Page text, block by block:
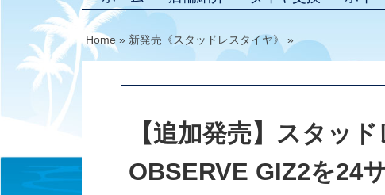
Home » 新発売《スタッドレスタイヤ》 »
【追加発売】スタッ
OBSERVE GIZ2を24